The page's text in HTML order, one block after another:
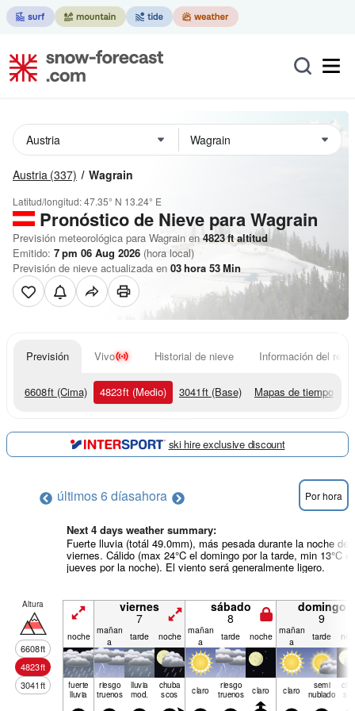
Austria (337) Wagrain
Latitud/longitud:47.35° N 13.24° E
Pronóstico de Nieve para Wagrain
Previsión meteorológica para Wagrain en 4823ftaltitud
Emitido: 7 pm 06 Aug 2026 (hora local)
Previsión de nieve actualizada en 03hora 53Min
Previsión Vivo Historial de nieve Información del
6608ft (Cima) 4823ft (Medio) 3041ft (Base) Mapas de tiempo
ski hire exclusive discount
últimos 6 díasahora Por hora
Next 4 days weather summary:
Fuerte lluvia (totál 49.0mm), más pesada durante la noche del
viernes. Cálido (max 24°C el domingo por la tarde, min 13°C el
jueves por la noche). El viento será generalmente ligero.
Altura
6608ft
4823ft
3041ft
viernes
7
sábado
8
domingo
9
noche mañan
a
tarde noche mañan
a
tarde noche mañan
a
tarde
fuerte
lluvia
riesgo
truenos
lluvia
mod.
chuba
scos claro riesgo
truenos claro claro semi
nublado